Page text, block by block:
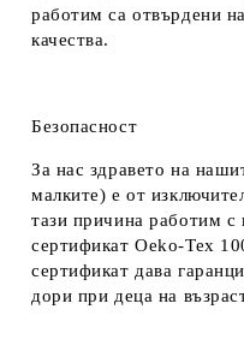
работим са отвърдени
качества.
Безопасност
За нас здравето на
малките) е от
тази причина работим с
сертификат Oeko-Tex
сертификат дава
дори при деца на